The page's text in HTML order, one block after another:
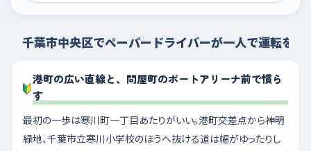
千葉市中央区でペーパードライバーが一人で運転を練
港町の広い直線と、問屋町のポートアリーナ前で慣ら
す
最初の一歩は寒川町一丁目あたりがいい。港町交差点から神明
緑地、千葉市立寒川小学校のほうへ抜ける道は幅がゆったりし